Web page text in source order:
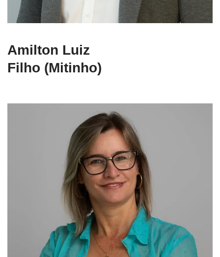
Amilton Luiz
Filho (Mitinho)